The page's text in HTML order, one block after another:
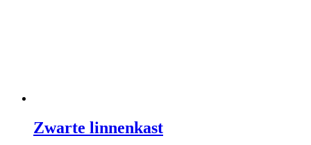
Zwarte linnenkast